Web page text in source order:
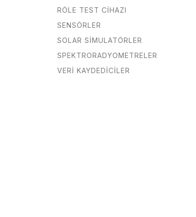
RÖLE TEST CIHAZI
SENSÖRLER
SOLAR SIMULATÖRLER
SPEKTRORADYOMETRELER
VERI KAYDEDICILER